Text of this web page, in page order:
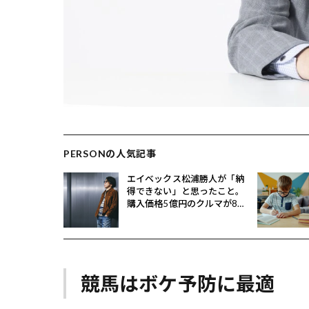
PERSONの人気記事
エイベックス松浦勝人が「納
得できない」と思ったこと。
購入価格5億円のクルマが8億
競馬はボケ予防に最適